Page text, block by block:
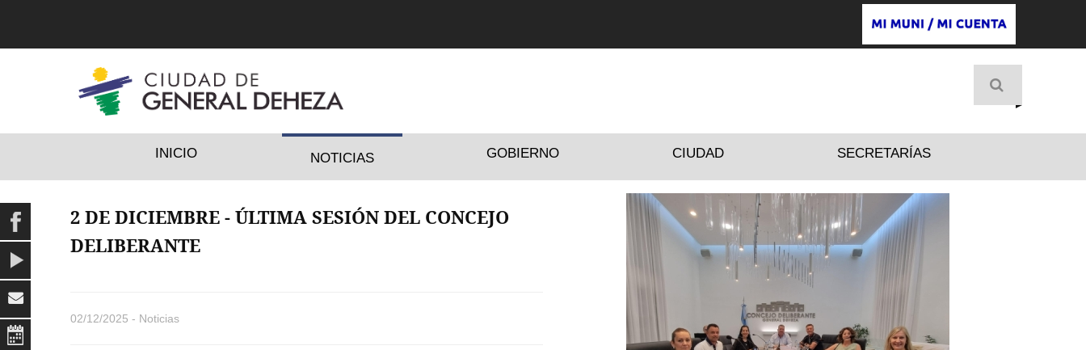
INICIO NOTICIAS GOBIERNO CIUDAD SECRETARÍAS
2 DE DICIEMBRE - ÚLTIMA SESIÓN DEL CONCEJO
DELIBERANTE
02/12/2025 - Noticias